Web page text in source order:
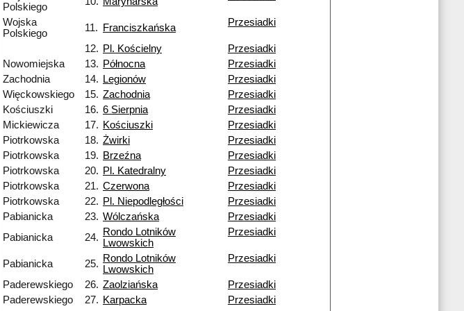
Polskiego
Wojska
Polskiego
11. Franciszkańska Przesiadki
12. Pl. Kościelny
Przesiadki
Nowomiejska
13. Północna
Przesiadki
Zachodnia
14. Legionów
Przesiadki
Więckowskiego
15. Zachodnia
Przesiadki
Kościuszki
16. 6 Sierpnia
Przesiadki
Mickiewicza
17. Kościuszki
Przesiadki
Piotrkowska
18. Żwirki
Przesiadki
Piotrkowska
19. Brzeźna
Przesiadki
Piotrkowska
20. Pl. Katedralny
Przesiadki
Piotrkowska
21. Czerwona
Przesiadki
Piotrkowska
22. Pl. Niepodległości
Przesiadki
Pabianicka
23. Wólczańska
Przesiadki
Pabianicka
24. Rondo Lotników
Lwowskich
Przesiadki
Pabianicka 25. Rondo Lotników
Lwowskich
Przesiadki
Paderewskiego 26. Zaolziańska
Przesiadki
Paderewskiego
27. Karpacka
Przesiadki